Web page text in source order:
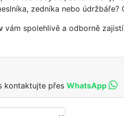
zedníka nebo údržbáře?
vám spolehlivě a odborně
kontaktujte přes WhatsApp